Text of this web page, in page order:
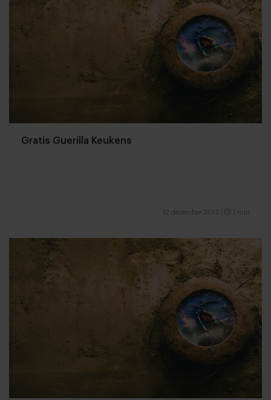
Gratis Guerilla Keukens
12 december 2012 1 min